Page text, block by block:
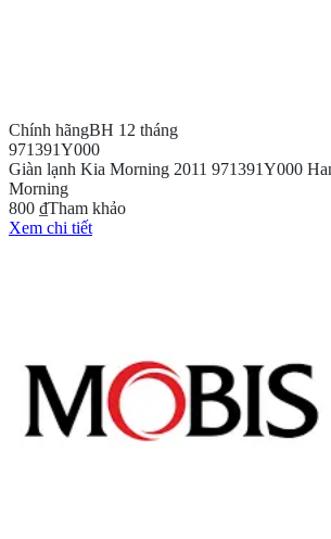
Chính hãngBH 12 tháng
971391Y000
Giàn lạnh Kia Morning 2011 971391Y000
Morning
800 ₫Tham khảo
Xem chi tiết